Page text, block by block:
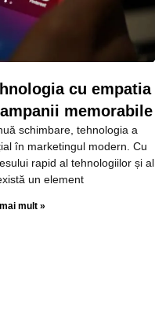
cu empatia
memorabile
schimbare, tehnologia a
în marketingul modern. Cu
rapid al tehnologiilor și al
un element
mult »